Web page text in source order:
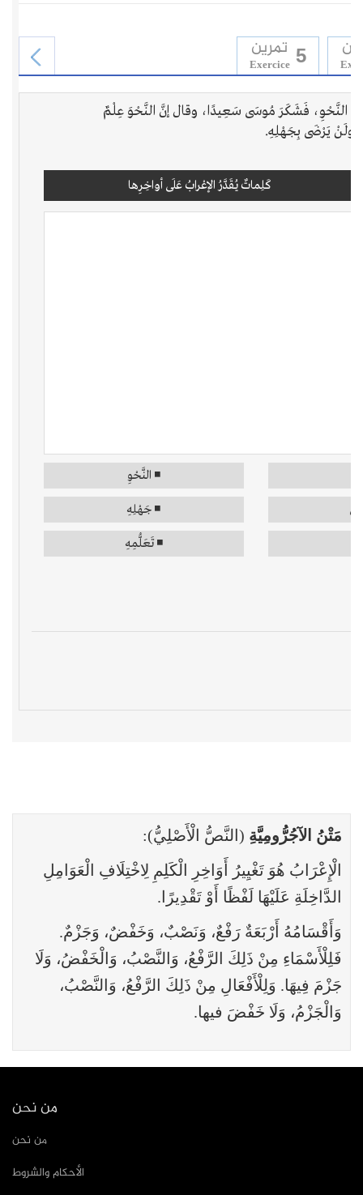
مَتْنُ الآجُرُّومِيَّةِ (النَّصُّ الْأَصْلِيُّ):
الْإِعْرَابُ هُوَ تَغْيِيرُ أَوَاخِرِ الْكَلِمِ لِاخْتِلَافِ الْعَوَامِلِ
الدَّاخِلَةِ عَلَيْهَا لَفْظًا أَوْ تَقْدِيرًا.
وَأَقْسَامُهُ أَرْبَعَةٌ رَفْعٌ، وَنَصْبٌ، وَخَفْضٌ، وَجَزْمٌ.
فَلِلْأَسْمَاءِ مِنْ ذَلِكَ الرَّفْعُ، وَالنَّصْبُ، وَالْخَفْضُ، وَلَا
جَزْمَ فِيهَا. وَلِلْأَفْعَالِ مِنْ ذَلِكَ الرَّفْعُ، وَالنَّصْبُ،
وَالْجَزْمُ، وَلَا خَفْضَ فيها.
من نحن
من نحن
الأحكام والشروط